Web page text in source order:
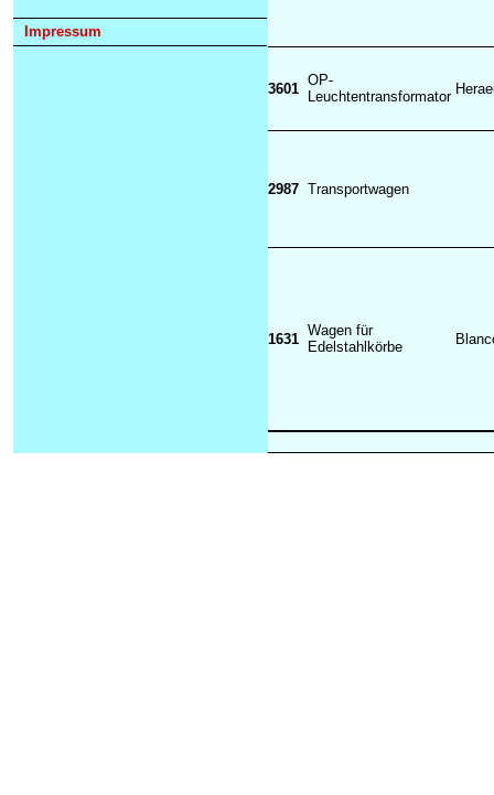
Impressum
3601
OP-
Leuchtentransformator
2987 Transportwagen
1631
Wagen für
Edelstahlkörbe